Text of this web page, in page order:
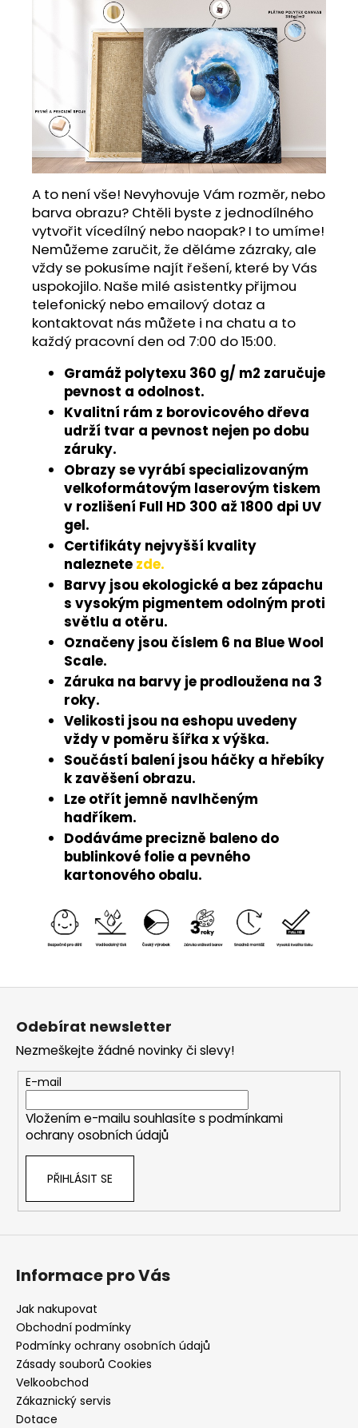
A to není vše! Nevyhovuje Vám rozměr, nebo
barva obrazu? Chtěli byste z jednodílného
vytvořit vícedílný nebo naopak? I to umíme!
Nemůžeme zaručit, že děláme zázraky, ale
vždy se pokusíme najít řešení, které by Vás
uspokojilo. Naše milé asistentky přijmou
telefonický nebo emailový dotaz a
kontaktovat nás můžete i na chatu a to
každý pracovní den od 7:00 do 15:00.
Gramáž polytexu 360 g/ m2 zaručuje
pevnost a odolnost.
Kvalitní rám z borovicového dřeva
udrží tvar a pevnost nejen po dobu
záruky.
Obrazy se vyrábí specializovaným
velkoformátovým laserovým tiskem
v rozlišení Full HD 300 až 1800 dpi UV
gel.
Certifikáty nejvyšší kvality
naleznete zde.
Barvy jsou ekologické a bez zápachu
s vysokým pigmentem odolným proti
světlu a otěru.
Označeny jsou číslem 6 na Blue Wool
Scale.
Záruka na barvy je prodloužena na 3
roky.
Velikosti jsou na eshopu uvedeny
vždy v poměru šířka x výška.
Součástí balení jsou háčky a hřebíky
k zavěšení obrazu.
Lze otřít jemně navlhčeným
hadříkem.
Dodáváme precizně baleno do
bublinkové folie a pevného
kartonového obalu.
Z
Odebírat newsletter
Nezmeškejte žádné novinky či slevy!
E-mail
Vložením e-mailu souhlasíte s podmínkami
ochrany osobních údajů
PŘIHLÁSIT SE
Informace pro Vás
Jak nakupovat
Obchodní podmínky
Podmínky ochrany osobních údajů
Zásady souborů Cookies
Velkoobchod
Zákaznický servis
Dotace